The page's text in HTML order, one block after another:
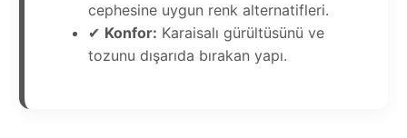
cephesine uygun renk alternatifleri.
✔ Konfor: Karaisalı gürültüsünü ve
tozunu dışarıda bırakan yapı.